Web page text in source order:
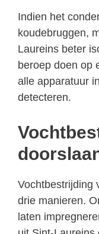
Indien het
koudebruggen,
Laureins beter
beroep doen op
alle apparatuur
detecteren.
Vochtbestrijding
drie manieren.
laten